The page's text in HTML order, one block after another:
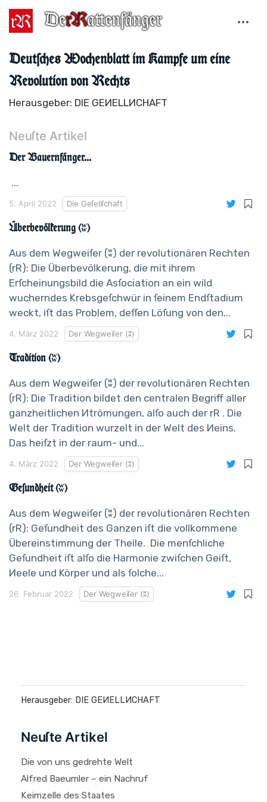
Deutſches Wochenblatt im Kampfe um eine
Revolution von Rechts
Herausgeber: DIE GEИELLИCHAFT
Neuſte Artikel
Der Bauernfänger...
...
5. April 2022 Die Geſellſchaft
Überbevölkerung (ʬ)
Aus dem Wegweiſer (ʬ) der revolutionären Rechten
(rR): Die Überbevölkerung, die mit ihrem
Erſcheinungsbild die Asſociation an ein wild
wucherndes Krebsgeſchwür in ſeinem Endſtadium
weckt, iſt das Problem, deſſen Löſung von den...
4. März 2022 Der Wegweiſer (ʬ)
Tradition (ʬ)
Aus dem Wegweiſer (ʬ) der revolutionären Rechten
(rR): Die Tradition bildet den centralen Begriff aller
ganzheitlichen Иtrömungen, alſo auch der rR . Die
Welt der Tradition wurzelt in der Welt des Иeins.
Das heiſzt in der raum- und...
4. März 2022 Der Wegweiſer (ʬ)
Geſundheit (ʬ)
Aus dem Wegweiſer (ʬ) der revolutionären Rechten
(rR): Geſundheit des Ganzen iſt die vollkommene
Übereinstimmung der Theile. Die menſchliche
Geſundheit iſt alſo die Harmonie zwiſchen Geiſt,
Иeele und Körper und als ſolche...
26. Februar 2022 Der Wegweiſer (ʬ)
Herausgeber: DIE GEИELLИCHAFT
Neuſte Artikel
Die von uns gedrehte Welt
Alfred Baeumler – ein Nachruf
Keimzelle des Staates